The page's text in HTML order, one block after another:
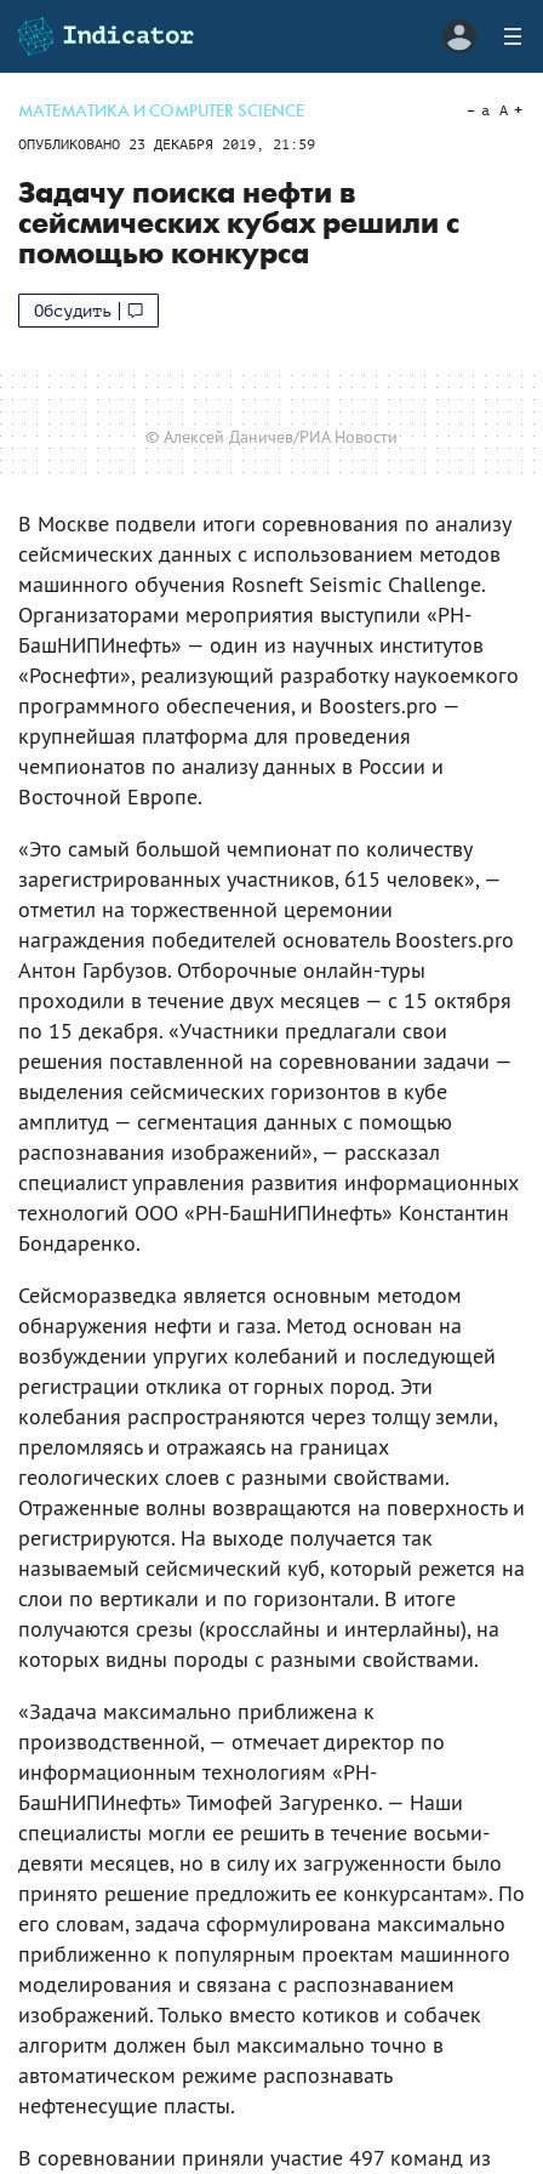
МАТЕМАТИКА И COMPUTER SCIENCE
ОПУБЛИКОВАНО 23 ДЕКАБРЯ 2019, 21:59
a A
Задачу поиска нефти в
сейсмических кубах решили с
помощью конкурса
Обсудить
© Алексей Даничев/РИА Новости
В Москве подвели итоги соревнования по анализу
сейсмических данных с использованием методов
машинного обучения Rosneft Seismic Challenge.
Организаторами мероприятия выступили «РН-
БашНИПИнефть» — один из научных институтов
«Роснефти», реализующий разработку наукоемкого
программного обеспечения, и Boosters.pro —
крупнейшая платформа для проведения
чемпионатов по анализу данных в России и
Восточной Европе.
«Это самый большой чемпионат по количеству
зарегистрированных участников, 615 человек», —
отметил на торжественной церемонии
награждения победителей основатель Boosters.pro
Антон Гарбузов. Отборочные онлайн-туры
проходили в течение двух месяцев — с 15 октября
по 15 декабря. «Участники предлагали свои
решения поставленной на соревновании задачи —
выделения сейсмических горизонтов в кубе
амплитуд — сегментация данных с помощью
распознавания изображений», — рассказал
специалист управления развития информационных
технологий ООО «РН-БашНИПИнефть» Константин
Бондаренко.
Сейсморазведка является основным методом
обнаружения нефти и газа. Метод основан на
возбуждении упругих колебаний и последующей
регистрации отклика от горных пород. Эти
колебания распространяются через толщу земли,
преломляясь и отражаясь на границах
геологических слоев с разными свойствами.
Отраженные волны возвращаются на поверхность и
регистрируются. На выходе получается так
называемый сейсмический куб, который режется на
слои по вертикали и по горизонтали. В итоге
получаются срезы (кросслайны и интерлайны), на
которых видны породы с разными свойствами.
«Задача максимально приближена к
производственной, — отмечает директор по
информационным технологиям «РН-
БашНИПИнефть» Тимофей Загуренко. — Наши
специалисты могли ее решить в течение восьми-
девяти месяцев, но в силу их загруженности было
принято решение предложить ее конкурсантам». По
его словам, задача сформулирована максимально
приближенно к популярным проектам машинного
моделирования и связана с распознаванием
изображений. Только вместо котиков и собачек
алгоритм должен был максимально точно в
автоматическом режиме распознавать
нефтенесущие пласты.
В соревновании приняли участие 497 команд из